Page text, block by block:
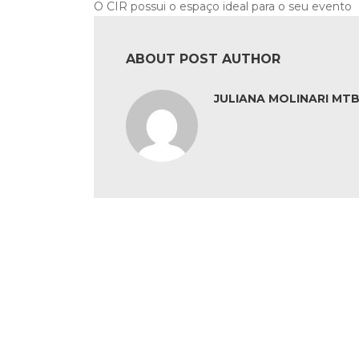
O CIR possui o espaço ideal para o seu evento
ABOUT POST AUTHOR
JULIANA MOLINARI